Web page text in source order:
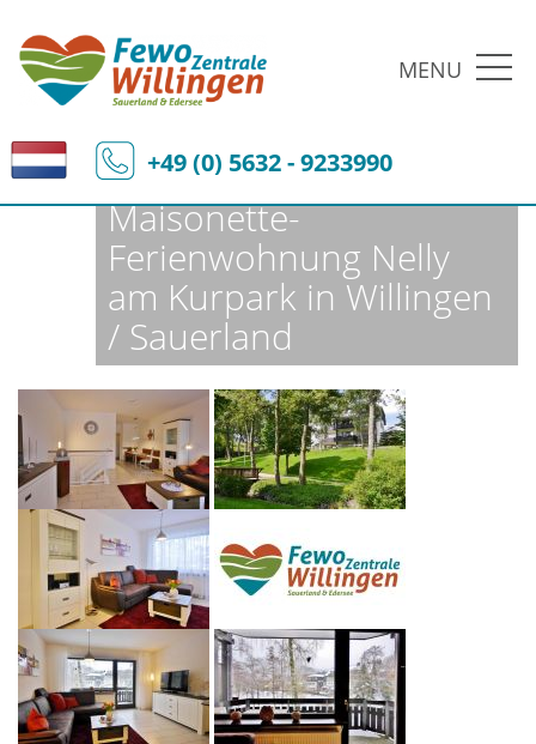
MENU
+49 (0) 5632 - 9233990
Fewo-Zentrale Willingen Ferienobjekte Fewo-Details
Maisonette-
Ferienwohnung Nelly
am Kurpark in Willingen
/ Sauerland